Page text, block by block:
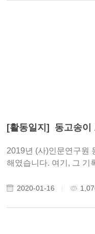
[활동일지] 동고송이
2019년 (사)인문연구원 동고송 활
해였습니다. 여기, 그 기
겠습니다. 1월 01.25 (사)합수윤한봉기념사업회 주최, ‘한청
2020-01-16